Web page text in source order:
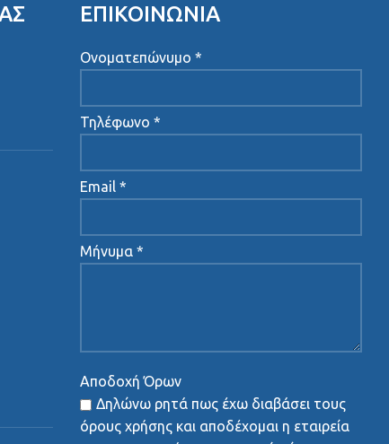
ΕΠΙΚΟΙΝΩΝΙΑ
Ονοματεπώνυμο *
Τηλέφωνο *
Email *
Μήνυμα *
Αποδοχή Όρων
Δηλώνω ρητά πως έχω διαβάσει τους
όρους χρήσης και αποδέχομαι η εταιρεία